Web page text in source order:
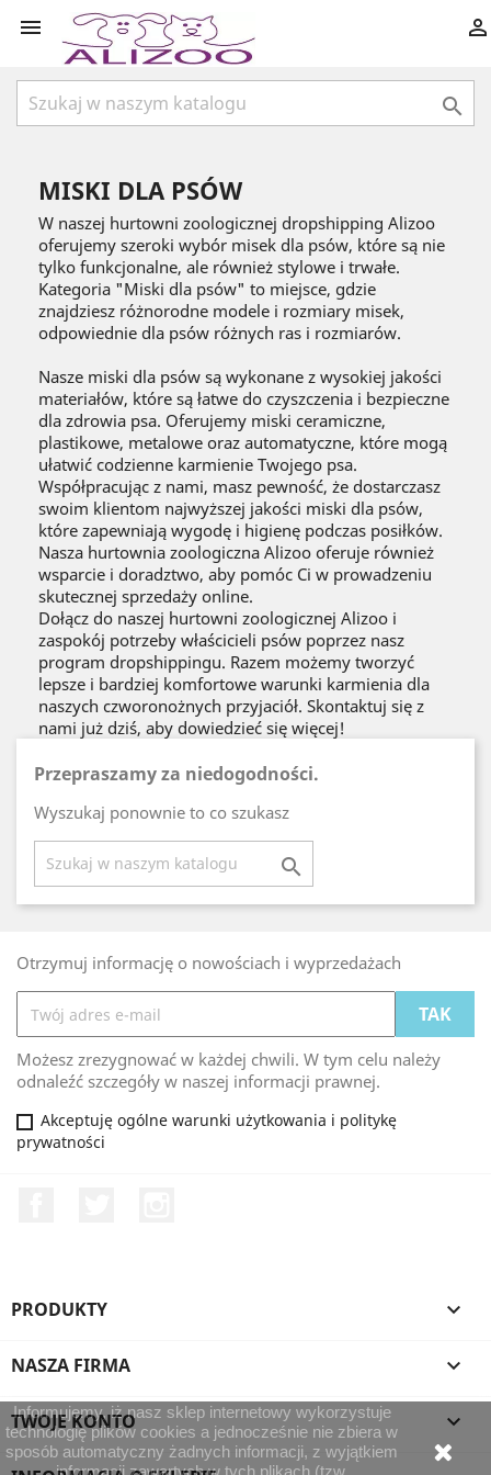
 

MISKI DLA PSÓW
W naszej hurtowni zoologicznej dropshipping Alizoo
oferujemy szeroki wybór misek dla psów, które są nie
tylko funkcjonalne, ale również stylowe i trwałe.
Kategoria "Miski dla psów" to miejsce, gdzie
znajdziesz różnorodne modele i rozmiary misek,
odpowiednie dla psów różnych ras i rozmiarów.
Nasze miski dla psów są wykonane z wysokiej jakości
materiałów, które są łatwe do czyszczenia i bezpieczne
dla zdrowia psa. Oferujemy miski ceramiczne,
plastikowe, metalowe oraz automatyczne, które mogą
ułatwić codzienne karmienie Twojego psa.
Współpracując z nami, masz pewność, że dostarczasz
swoim klientom najwyższej jakości miski dla psów,
które zapewniają wygodę i higienę podczas posiłków.
Nasza hurtownia zoologiczna Alizoo oferuje również
wsparcie i doradztwo, aby pomóc Ci w prowadzeniu
skutecznej sprzedaży online.
Dołącz do naszej hurtowni zoologicznej Alizoo i
zaspokój potrzeby właścicieli psów poprzez nasz
program dropshippingu. Razem możemy tworzyć
lepsze i bardziej komfortowe warunki karmienia dla
naszych czworonożnych przyjaciół. Skontaktuj się z
nami już dziś, aby dowiedzieć się więcej!
Przepraszamy za niedogodności.
Wyszukaj ponownie to co szukasz

Otrzymuj informację o nowościach i wyprzedażach
Możesz zrezygnować w każdej chwili. W tym celu należy
odnaleźć szczegóły w naszej informacji prawnej.
Akceptuję ogólne warunki użytkowania i politykę
prywatności
PRODUKTY 
NASZA FIRMA 
TWOJE KONTO 
Informujemy, iż nasz sklep internetowy wykorzystuje
technologię plików cookies a jednocześnie nie zbiera w
sposób automatyczny żadnych informacji, z wyjątkiem
informacji zawartych w tych plikach (tzw.